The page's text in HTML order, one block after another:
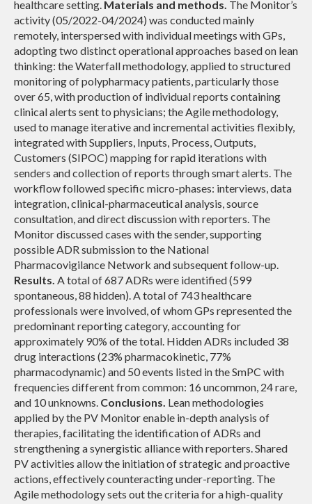
healthcare setting. Materials and methods. The Monitor’s
activity (05/2022-04/2024) was conducted mainly
remotely, interspersed with individual meetings with GPs,
adopting two distinct operational approaches based on lean
thinking: the Waterfall methodology, applied to structured
monitoring of polypharmacy patients, particularly those
over 65, with production of individual reports containing
clinical alerts sent to physicians; the Agile methodology,
used to manage iterative and incremental activities flexibly,
integrated with Suppliers, Inputs, Process, Outputs,
Customers (SIPOC) mapping for rapid iterations with
senders and collection of reports through smart alerts. The
workflow followed specific micro-phases: interviews, data
integration, clinical-pharmaceutical analysis, source
consultation, and direct discussion with reporters. The
Monitor discussed cases with the sender, supporting
possible ADR submission to the National
Pharmacovigilance Network and subsequent follow-up.
Results. A total of 687 ADRs were identified (599
spontaneous, 88 hidden). A total of 743 healthcare
professionals were involved, of whom GPs represented the
predominant reporting category, accounting for
approximately 90% of the total. Hidden ADRs included 38
drug interactions (23% pharmacokinetic, 77%
pharmacodynamic) and 50 events listed in the SmPC with
frequencies different from common: 16 uncommon, 24 rare,
and 10 unknowns. Conclusions. Lean methodologies
applied by the PV Monitor enable in-depth analysis of
therapies, facilitating the identification of ADRs and
strengthening a synergistic alliance with reporters. Shared
PV activities allow the initiation of strategic and proactive
actions, effectively counteracting under-reporting. The
Agile methodology sets out the criteria for a high-quality